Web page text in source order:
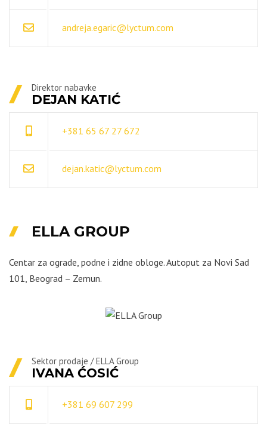
andreja.egaric@lyctum.com
Direktor nabavke
DEJAN KATIĆ
+381 65 67 27 672
dejan.katic@lyctum.com
ELLA GROUP
Centar za ograde, podne i zidne obloge. Autoput za Novi Sad
101, Beograd – Zemun.
Sektor prodaje / ELLA Group
IVANA ĆOSIĆ
+381 69 607 299